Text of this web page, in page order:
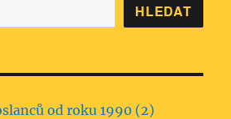
HLEDAT
od roku 1990 (2)